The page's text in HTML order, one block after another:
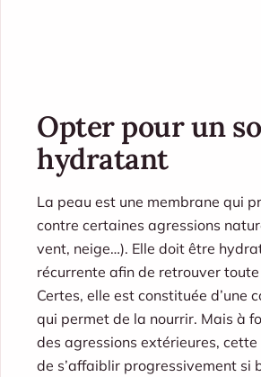
Opter pour un
hydratant
La peau est une membrane qui
contre certaines agressions
vent, neige…). Elle doit être
récurrente afin de retrouver
Certes, elle est constituée d’une
qui permet de la nourrir. Mais à
des agressions extérieures, cette
de s’affaiblir progressivement si